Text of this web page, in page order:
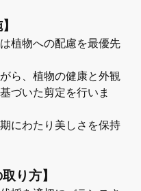
植物への配慮を最優先
ら、植物の健康と外観
づいた剪定を行いま
にわたり美しさを保持
り方】